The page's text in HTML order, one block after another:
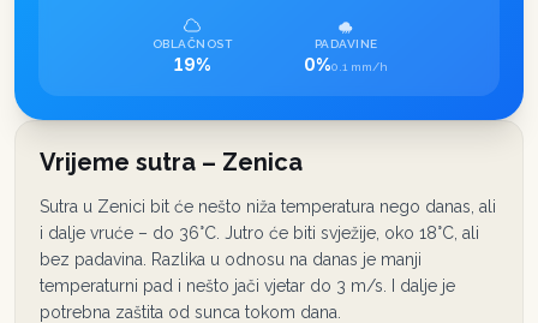
OBLAČNOST
19%
PADAVINE
0%0.1 mm/h
Vrijeme sutra – Zenica
Sutra u Zenici bit će nešto niža temperatura nego danas, ali
i dalje vruće – do 36°C. Jutro će biti svježije, oko 18°C, ali
bez padavina. Razlika u odnosu na danas je manji
temperaturni pad i nešto jači vjetar do 3 m/s. I dalje je
potrebna zaštita od sunca tokom dana.